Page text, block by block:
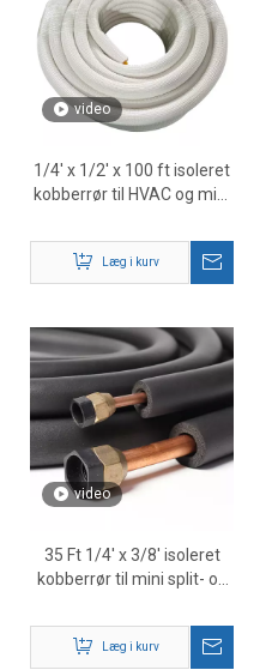
video
1/4' x 1/2' x 100 ft isoleret
kobberrør til HVAC og mini
Læg i kurv
video
35 Ft 1/4' x 3/8' isoleret
kobberrør til mini split- og
Læg i kurv